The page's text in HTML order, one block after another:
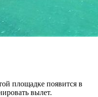
площадке появится в
вылет.